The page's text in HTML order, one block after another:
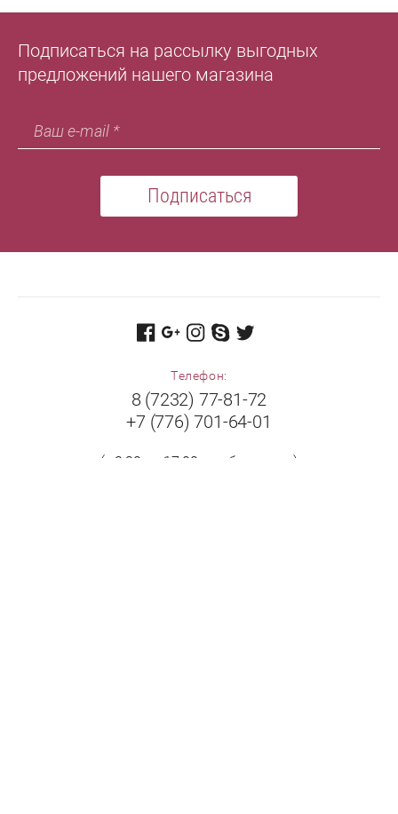
Подписаться на рассылку выгодных
предложений нашего магазина
Подписаться
Телефон:
8 (7232) 77-81-72
+7 (776) 701-64-01
(с 8:30 до 17:00 в рабочие дни)